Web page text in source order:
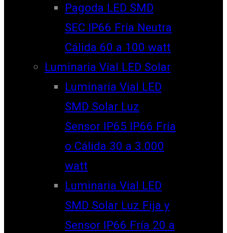
Pagoda LED SMD
SEC IP66 Fría Neutra
Cálida 60 a 100 watt
Luminaria Vial LED Solar
Luminaria Vial LED
SMD Solar Luz
Sensor IP65 IP66 Fría
o Cálida 30 a 3.000
watt
Luminaria Vial LED
SMD Solar Luz Fija y
Sensor IP66 Fría 20 a